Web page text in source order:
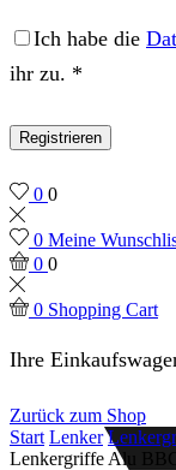
Ich habe die
ihr zu. *
Registrieren
0 0
0 Meine
0 0
0 Shopping Cart
Ihre
Zurück zum Shop
Start Lenker
Lenkergriffe Alu